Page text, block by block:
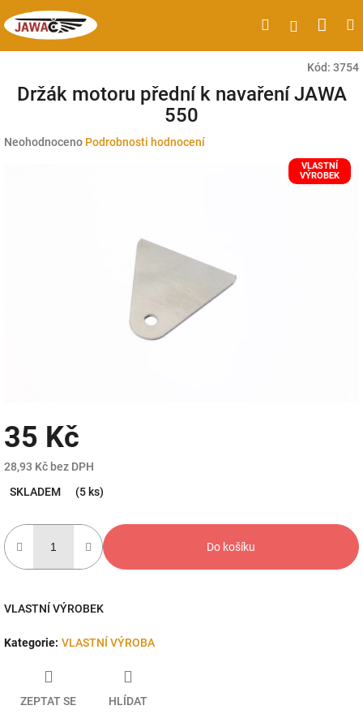
na
obsah
HledatPřihlášení
Kód: 3754
Držák motoru přední k navaření JAWA
550
Průměrné
Neohodnoceno Podrobnosti hodnocení
VLASTNÍ
VÝROBEK
35 Kč
28,93 Kč bez DPH
cena:
SKLADEM (5 ks)
Do košíku
VLASTNÍ VÝROBEK
Kategorie: VLASTNÍ VÝROBA
ZEPTAT SE HLÍDAT